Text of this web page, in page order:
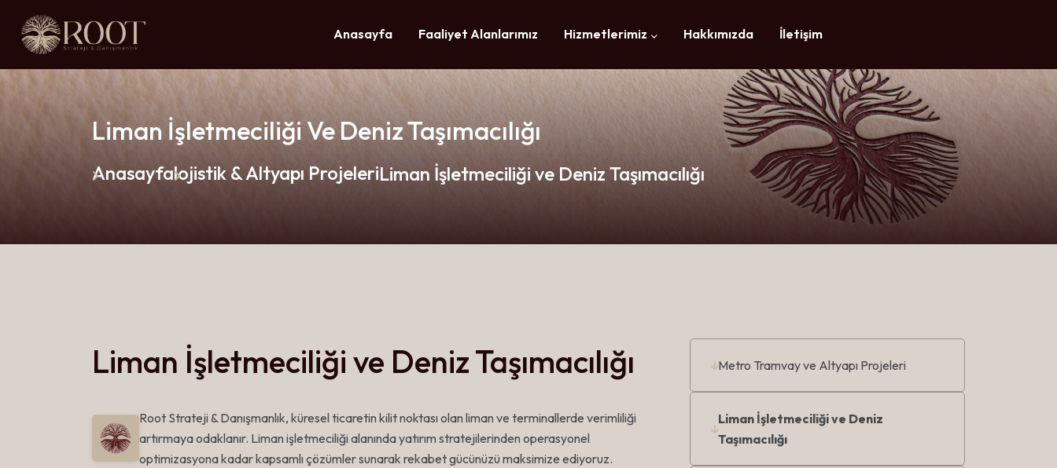
Anasayfa Faaliyet Alanlarımız Hizmetlerimiz Hakkımızda İletişim
Liman İşletmeciliği Ve Deniz Taşımacılığı
Anasayfalojistik & Altyapı ProjeleriLiman İşletmeciliği ve Deniz Taşımacılığı
Liman İşletmeciliği ve Deniz Taşımacılığı
Root Strateji & Danışmanlık, küresel ticaretin kilit noktası olan liman ve terminallerde verimliliği
artırmaya odaklanır. Liman işletmeciliği alanında yatırım stratejilerinden operasyonel
optimizasyona kadar kapsamlı çözümler sunarak rekabet gücünüzü maksimize ediyoruz.
Metro Tramvay ve Altyapı Projeleri
Liman İşletmeciliği ve Deniz
Taşımacılığı